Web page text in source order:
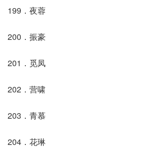
199．夜蓉
200．振豪
201．觅凤
202．营啸
203．青慕
204．花琳